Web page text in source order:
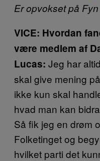
Er opvokset på
VICE: Hvordan
være medlem af
Lucas: Jeg har
skal give mening
ikke kun skal
hvad man kan
Så fik jeg en drøm
Folketinget og
hvilket parti det